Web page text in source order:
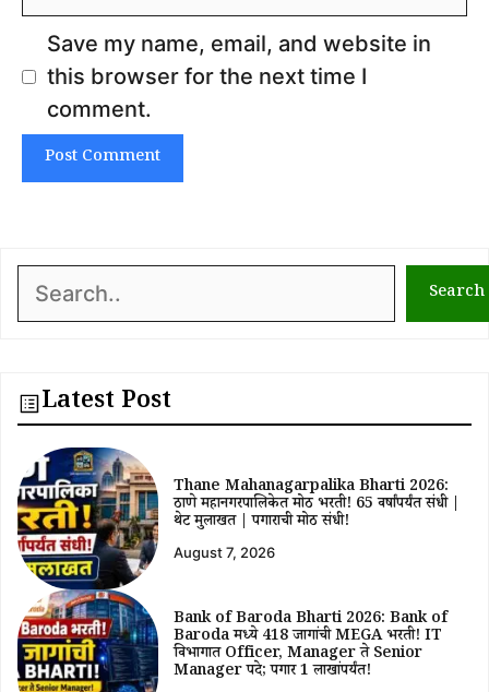
Save my name, email, and website in
this browser for the next time I
comment.
Search Search
Latest Post
Thane Mahanagarpalika Bharti 2026:
ठाणे महानगरपालिकेत मोठी भरती! 65 वर्षांपर्यंत संधी |
थेट मुलाखत | पगाराची मोठी संधी!
August 7, 2026
Bank of Baroda Bharti 2026: Bank of
Baroda मध्ये 418 जागांची MEGA भरती! IT
विभागात Officer, Manager ते Senior
Manager पदे; पगार ₹1 लाखांपर्यंत!